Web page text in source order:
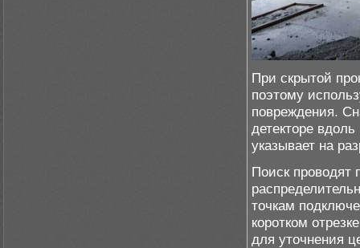
При скрытой
поэтому
повреждения.
детекторе
указывает на
Поиск проводят
точкам
коротком
для уточнения